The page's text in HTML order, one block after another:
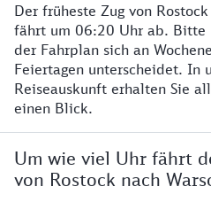
Der früheste Zug von
fährt um 06:20 Uhr ab. Bitte
der Fahrplan sich an
Feiertagen unterscheidet. In
Reiseauskunft erhalten Sie
einen Blick.
Um wie viel Uhr fährt
von Rostock nach